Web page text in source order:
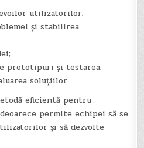
utilizatorilor;
și stabilirea
prototipuri și testarea;
soluțiilor.
eficientă pentru
permite echipei să se
și să dezvolte